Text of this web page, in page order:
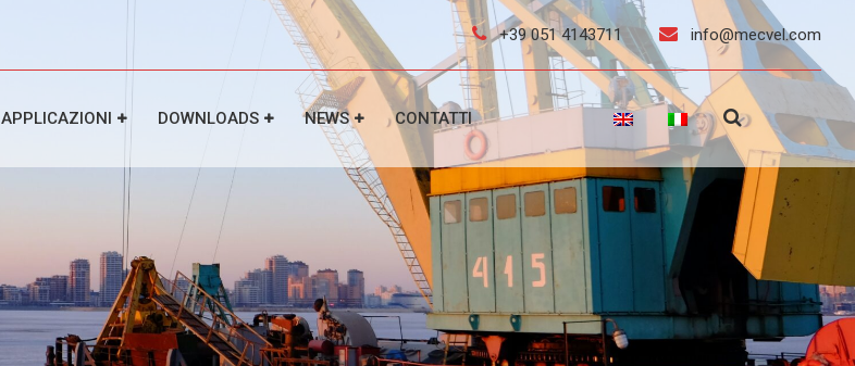
+39 051 4143711 info@mecvel.com
APPLICAZIONI DOWNLOADS NEWS CONTATTI